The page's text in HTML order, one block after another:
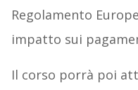
Regolamento
impatto sui
Il corso porrà poi